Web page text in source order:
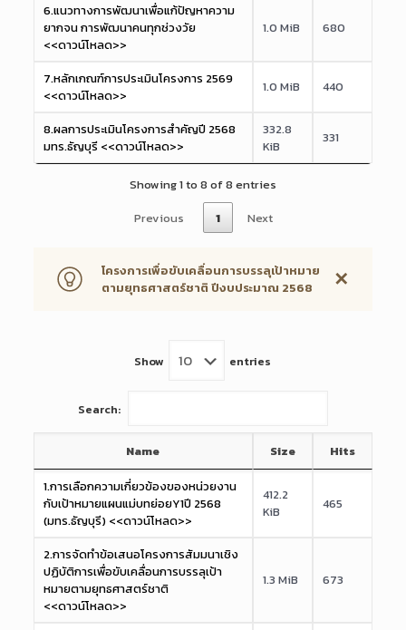
6.แนวทางการพัฒนาเพื่อแก้ปัญหาความ
ยากจน การพัฒนาคนทุกช่วงวัย
<<ดาวน์โหลด>>
1.0 MiB 680
7.หลักเกณฑ์การประเมินโครงการ 2569
<<ดาวน์โหลด>>
1.0 MiB 440
8.ผลการประเมินโครงการสำคัญปี 2568
มทร.ธัญบุรี <<ดาวน์โหลด>>
332.8
KiB
331
Showing 1 to 8 of 8 entries
Previous
1 Next
โครงการเพื่อขับเคลื่อนการบรรลุเป้าหมาย
ตามยุทธศาสตร์ชาติ ปีงบประมาณ 2568
✕
Show entries
Search:
Name Size Hits
1.การเลือกความเกี่ยวข้องของหน่วยงาน
กับเป้าหมายแผนแม่บทย่อยY1ปี 2568
(มทร.ธัญบุรี) <<ดาวน์โหลด>>
412.2
KiB
465
2.การจัดทำข้อเสนอโครงการสัมมนาเชิง
ปฏิบัติการเพื่อขับเคลื่อนการบรรลุเป้า
หมายตามยุทธศาสตร์ชาติ
<<ดาวน์โหลด>>
1.3 MiB 673